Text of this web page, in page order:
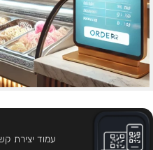
עמוד יצירת